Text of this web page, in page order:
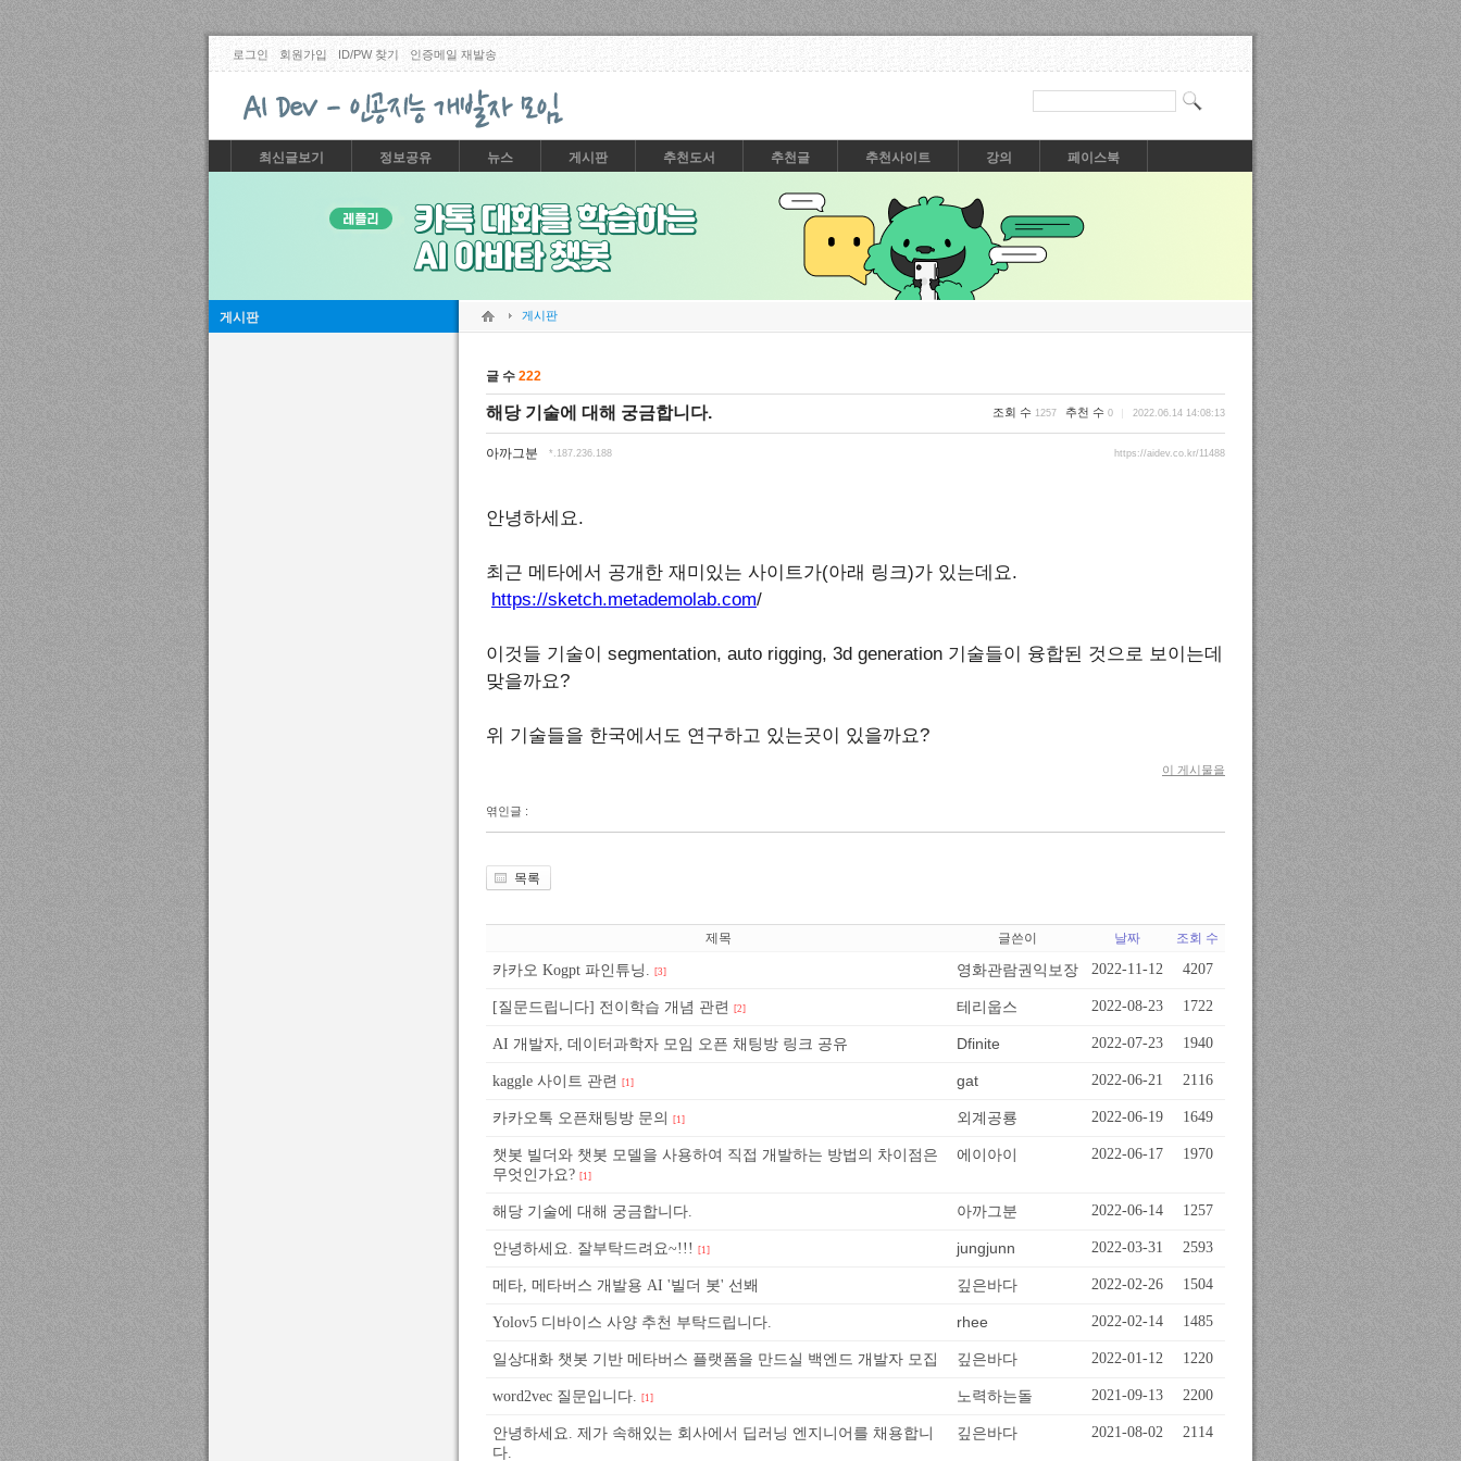
로그인 회원가입 ID/PW 찾기 인증메일 재발송
최신글보기 정보공유 뉴스 게시판 추천도서 추천글 추천사이트 강의 페이스북
게시판 게시판
글 수 222
해당 기술에 대해 궁금합니다. 조회 수 1257 추천 수 0 2022.06.14 14:08:13
아까그분 *.187.236.188 https://aidev.co.kr/11488
안녕하세요.
최근 메타에서 공개한 재미있는 사이트가(아래 링크)가 있는데요.
https://sketch.metademolab.com/
이것들 기술이 segmentation, auto rigging, 3d generation 기술들이 융합된 것으로 보이는데
맞을까요?
위 기술들을 한국에서도 연구하고 있는곳이 있을까요?
이 게시물을
엮인글 :
목록
제목 글쓴이 날짜 조회 수
카카오 Kogpt 파인튜닝. [3] 영화관람권익보장 2022-11-12 4207
[질문드립니다] 전이학습 개념 관련 [2] 테리웁스 2022-08-23 1722
AI 개발자, 데이터과학자 모임 오픈 채팅방 링크 공유 Dfinite 2022-07-23 1940
kaggle 사이트 관련 [1] gat 2022-06-21 2116
카카오톡 오픈채팅방 문의 [1] 외계공룡 2022-06-19 1649
챗봇 빌더와 챗봇 모델을 사용하여 직접 개발하는 방법의 차이점은
무엇인가요? [1]
에이아이 2022-06-17 1970
해당 기술에 대해 궁금합니다. 아까그분 2022-06-14 1257
안녕하세요. 잘부탁드려요~!!! [1] jungjunn 2022-03-31 2593
메타, 메타버스 개발용 AI '빌더 봇' 선봬 깊은바다 2022-02-26 1504
Yolov5 디바이스 사양 추천 부탁드립니다. rhee 2022-02-14 1485
일상대화 챗봇 기반 메타버스 플랫폼을 만드실 백엔드 개발자 모집 깊은바다 2022-01-12 1220
word2vec 질문입니다. [1] 노력하는돌 2021-09-13 2200
안녕하세요. 제가 속해있는 회사에서 딥러닝 엔지니어를 채용합니
다.
깊은바다 2021-08-02 2114